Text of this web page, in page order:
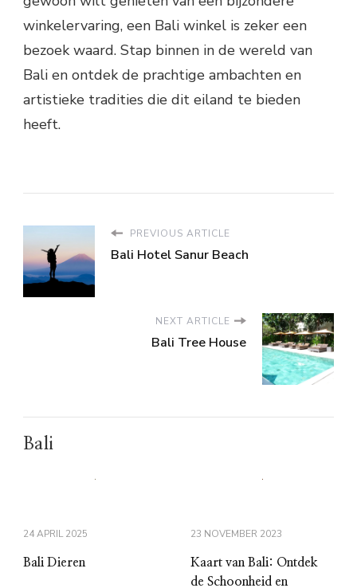
winkelervaring, een Bali winkel is zeker een
bezoek waard. Stap binnen in de wereld van
Bali en ontdek de prachtige ambachten en
artistieke tradities die dit eiland te bieden
heeft.
PREVIOUS ARTICLE
Bali Hotel Sanur Beach
NEXT ARTICLE
Bali Tree House
Bali
24 APRIL 2025
Bali Dieren
23 NOVEMBER 2023
Kaart van Bali: Ontdek
de Schoonheid en